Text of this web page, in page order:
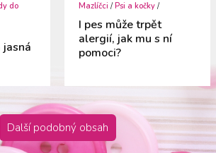
do
Mazlíčci /Psi a kočky /
I pes může trpět
alergií, jak mu s ní
pomoci?
Další podobný obsah